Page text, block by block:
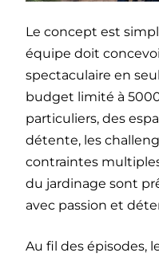
Le concept est
équipe doit
spectaculaire en
budget limité à
particuliers, des
détente, les
contraintes
du jardinage sont
avec passion et
Au fil des épisodes,